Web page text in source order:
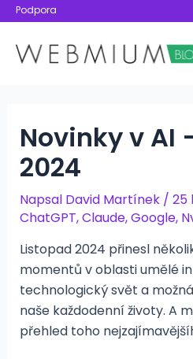
Přeskočit
obsah
Podpora
Novinky v AI
2024
Napsal David Martínek / 25
ChatGPT,Claude,Google,
Listopad 2024 přinesl
momentů v oblasti umělé
technologický svět a
naše každodenní životy. A
přehled toho